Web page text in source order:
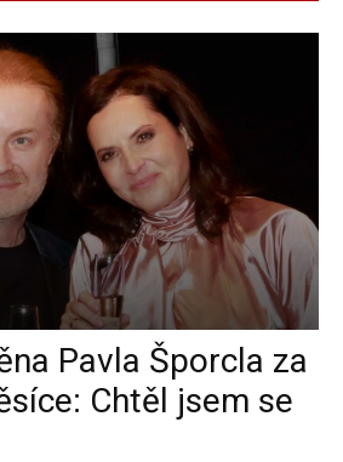
Pavla Šporcla za
Chtěl jsem se